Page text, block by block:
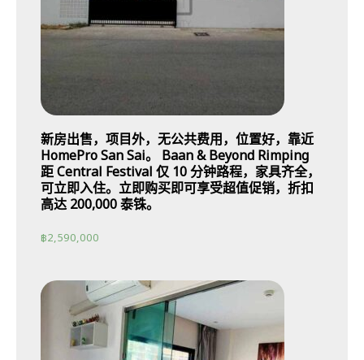
新房出售，项目外，无公共费用，位置好，靠近
HomePro San Sai。 Baan & Beyond Rimping
距 Central Festival 仅 10 分钟路程，家具齐全，
可立即入住。立即购买即可享受超值促销，折扣
高达 200,000 泰铢。
฿2,590,000